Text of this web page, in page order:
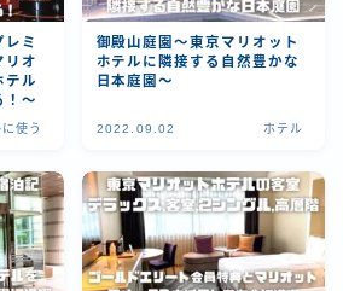
レミ
リオ
テル
！～
使う
御殿山庭園～東京マリオット
ホテルに隣接する自然豊かな
日本庭園～
2022.09.02 ホテル